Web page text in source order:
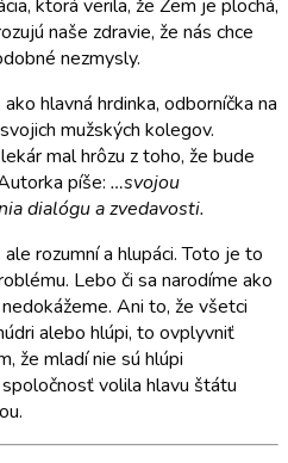
ktorá verila, že Zem je plochá,
naše zdravie, že nás chce
nezmysly.
hlavná hrdinka, odborníčka na
mužských kolegov.
mal hrôzu z toho, že bude
píše: …svojou
dialógu a zvedavosti.
rozumní a hlupáci. Toto je to
Lebo či sa narodíme ako
Ani to, že všetci
alebo hlúpi, to ovplyvniť
že mladí nie sú hlúpi
volila hlavu štátu